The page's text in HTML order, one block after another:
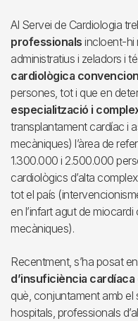
Al Servei de Cardiologia
professionals incloent-hi
administratius i zeladors i
cardiològica
persones, tot i que en
especialització i
transplantament cardíac i
mecàniques) l’àrea de
1.300.000 i 2.500.000
cardiològics d’alta
tot el país
en l’infart agut de
mecàniques).
Recentment, s’ha posat
d’insuficiència cardíaca
què, conjuntament amb el
hospitals, professionals